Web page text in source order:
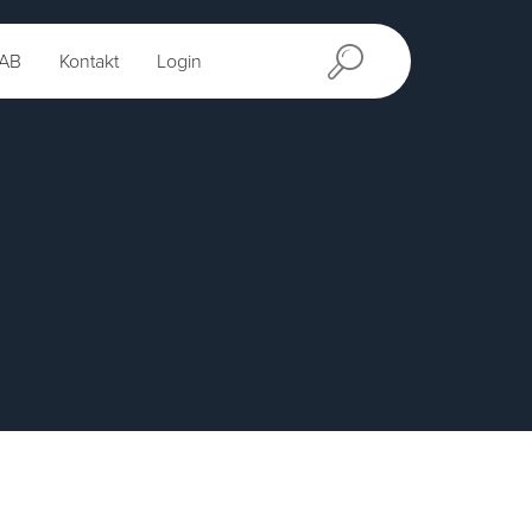
Kontakt Login